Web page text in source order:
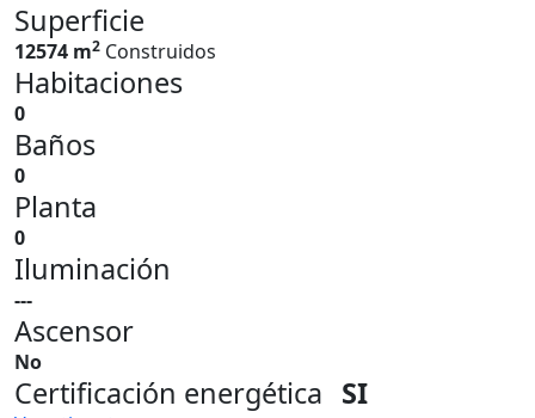
Superficie
12574 m2 Construidos
Habitaciones
0
Baños
0
Planta
0
Iluminación
---
Ascensor
No
Certificación energética SI